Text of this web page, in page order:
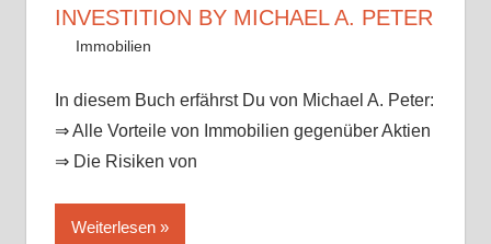
INVESTITION BY MICHAEL A. PETER
12. August 2017
Mike
Immobilien
In diesem Buch erfährst Du von Michael A. Peter:
⇒ Alle Vorteile von Immobilien gegenüber Aktien
⇒ Die Risiken von
Weiterlesen